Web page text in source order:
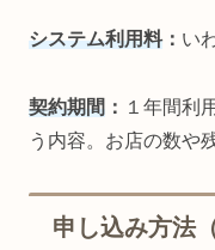
システム利用料： い
契約期間 ： １年間利
う内容。お店の数や
申し込み方法